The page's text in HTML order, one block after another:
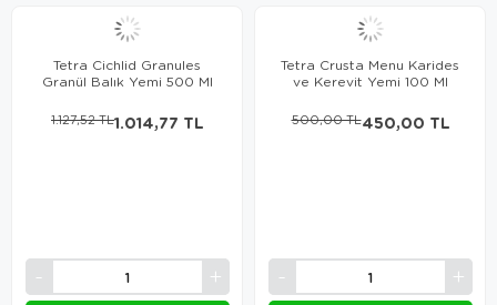
Tetra Cichlid Granules
Granül Balık Yemi 500 Ml
1.014,77 TL
1.127,52 TL
Tetra Crusta Menu Karides
ve Kerevit Yemi 100 Ml
450,00 TL
500,00 TL